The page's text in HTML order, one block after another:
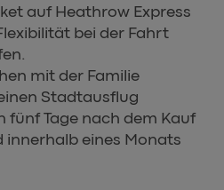
auf Heathrow Express
bei der Fahrt
mit der Familie
Stadtausflug
fünf Tage nach dem Kauf
innerhalb eines Monats